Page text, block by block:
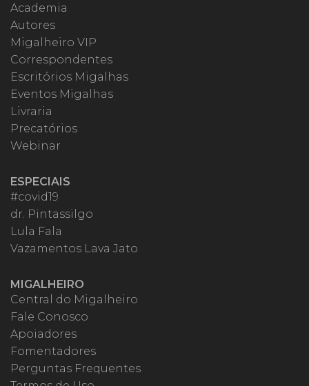
Academia
Autores
Migalheiro VIP
Correspondentes
Escritórios Migalhas
Eventos Migalhas
Livraria
Precatórios
Webinar
ESPECIAIS
#covid19
dr. Pintassilgo
Lula Fala
Vazamentos Lava Jato
MIGALHEIRO
Central do Migalheiro
Fale Conosco
Apoiadores
Fomentadores
Perguntas Frequentes